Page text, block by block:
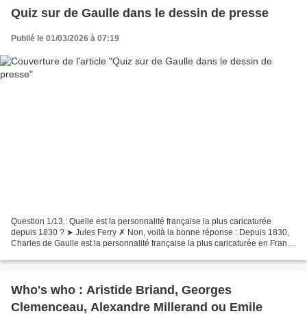
Quiz sur de Gaulle dans le dessin de presse
Publié le 01/03/2026 à 07:19
Question 1/13 : Quelle est la personnalité française la plus caricaturée
depuis 1830 ? ➤ Jules Ferry ✗ Non, voilà la bonne réponse : Depuis 1830,
Charles de Gaulle est la personnalité française la plus caricaturée en France
Who's who : Aristide Briand, Georges
Clemenceau, Alexandre Millerand ou Emile